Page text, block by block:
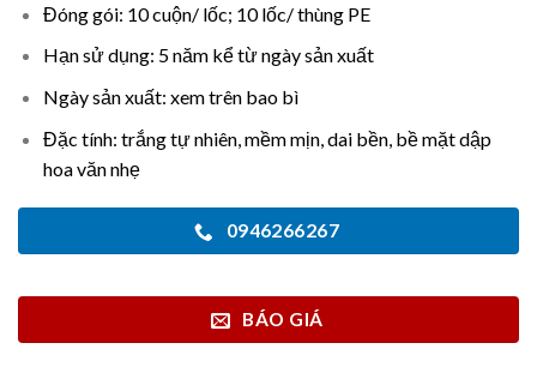
Đóng gói: 10 cuộn/ lốc; 10 lốc/ thùng PE
Hạn sử dụng: 5 năm kể từ ngày sản xuất
Ngày sản xuất: xem trên bao bì
Đặc tính: trắng tự nhiên, mềm mịn, dai bền, bề mặt dập
hoa văn nhẹ
0946266267
BÁO GIÁ